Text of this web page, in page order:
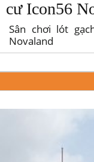
cư Icon56
Sân chơi lót
Novaland